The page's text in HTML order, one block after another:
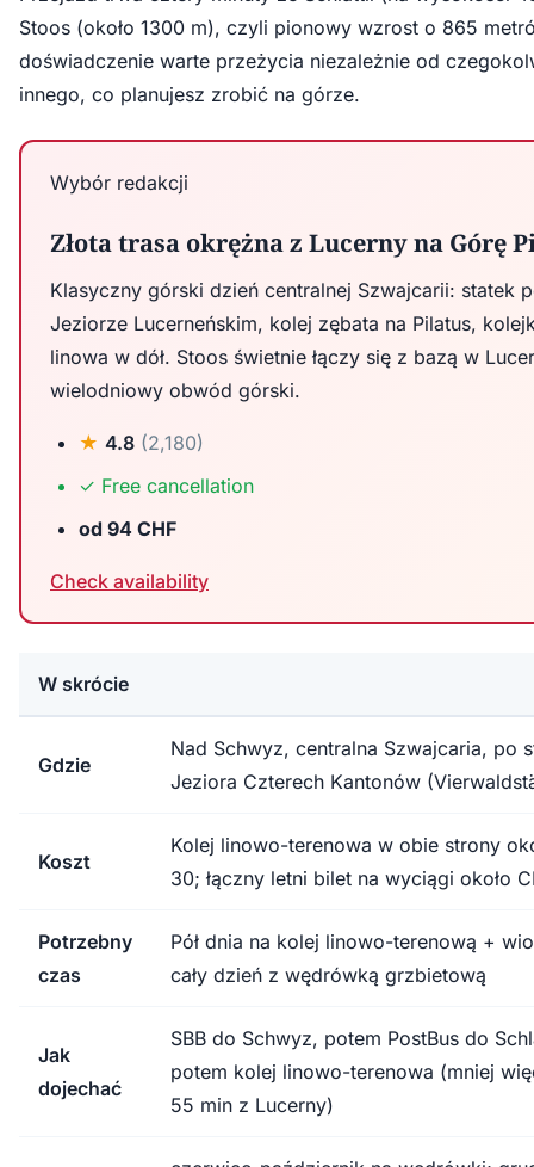
Stoos (około 1300 m), czyli pionowy wzrost o 865
doświadczenie warte przeżycia niezależnie od
innego, co planujesz zrobić na górze.
Wybór redakcji
Złota trasa okrężna z Lucerny na Górę
Klasyczny górski dzień centralnej Szwajcarii: statek
Jeziorze Lucerneńskim, kolej zębata na Pilatus,
linowa w dół. Stoos świetnie łączy się z bazą w
wielodniowy obwód górski.
★ 4.8 (2,180)
✓ Free cancellation
od 94 CHF
Check availability
W skrócie
Gdzie
Nad Schwyz, centralna Szwajcaria, po
Jeziora Czterech Kantonów
Koszt
Kolej linowo-terenowa w obie strony
30; łączny letni bilet na wyciągi około
Potrzebny
czas
Pół dnia na kolej linowo-terenową +
cały dzień z wędrówką grzbietową
Jak
dojechać
SBB do Schwyz, potem PostBus do
potem kolej linowo-terenowa (mniej
55 min z Lucerny)